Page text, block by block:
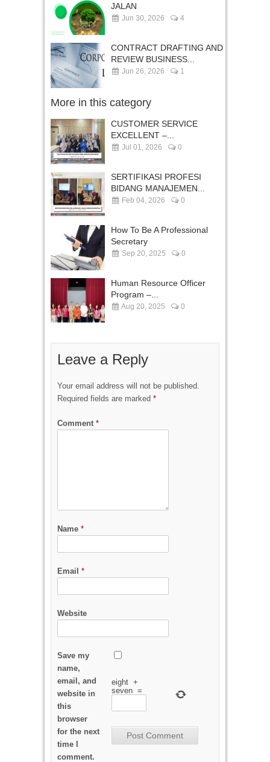
JALAN
Jun 30, 2026 4
CONTRACT DRAFTING AND
REVIEW BUSINESS...
Jun 26, 2026 1
More in this category
CUSTOMER SERVICE
EXCELLENT –...
Jul 01, 2026 0
SERTIFIKASI PROFESI
BIDANG MANAJEMEN...
Feb 04, 2026 0
How To Be A Professional
Secretary
Sep 20, 2025 0
Human Resource Officer
Program –...
Aug 20, 2025 0
Leave a Reply
Your email address will not be published.
Required fields are marked *
Comment *
Name *
Email *
Website
Save my
name,
email, and
website in
this
browser
for the next
time I
comment.
eight +
seven =